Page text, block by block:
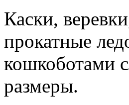
Каски,
прокатные
кошкоботами
размеры.